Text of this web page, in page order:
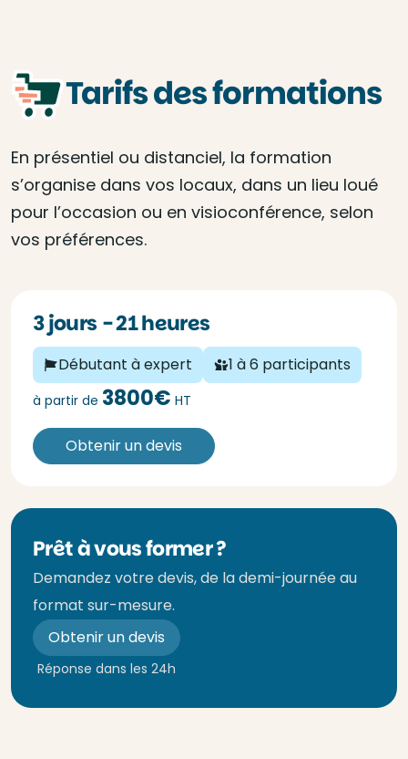
Tarifs des formations
En présentiel ou distanciel, la formation
s’organise dans vos locaux, dans un lieu loué
pour l’occasion ou en visioconférence, selon
vos préférences.
3 jours - 21 heures
Débutant à expert 1 à 6 participants
à partir de 3800€ HT
Obtenir un devis
Prêt à vous former ?
Demandez votre devis, de la demi-journée au
format sur-mesure.
Obtenir un devis
Réponse dans les 24h